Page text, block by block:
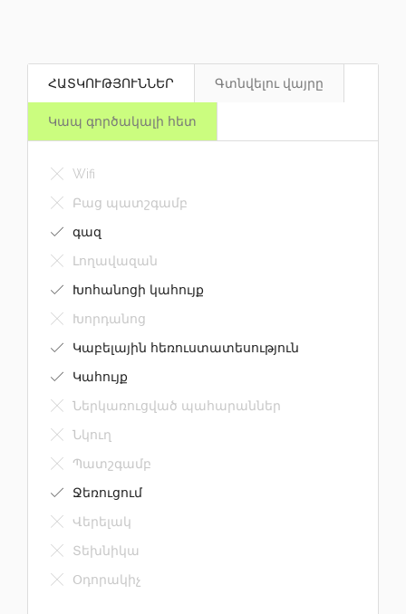
ՀԱՏԿՈՒԹՅՈՒՆՆԵՐ Գտնվելու վայրը
Կապ գործակալի հետ
Wifi
Բաց պատշգամբ
գազ
Լողավազան
Խոհանոցի կահույք
Խորդանոց
Կաբելային հեռուստատեսություն
Կահույք
Ներկառուցված պահարաններ
Նկուղ
Պատշգամբ
Ջեռուցում
Վերելակ